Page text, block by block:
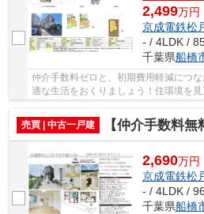
2,499万円
京成電鉄松
- / 4LDK /
千葉県船橋
仲介手数料ゼロと、初期費用軽減につ
適な生活をおくりましょう！住環境を
売買 | 中古一戸建
【仲介手数料無料】船
2,690万円
京成電鉄松
- / 4LDK /
千葉県船橋